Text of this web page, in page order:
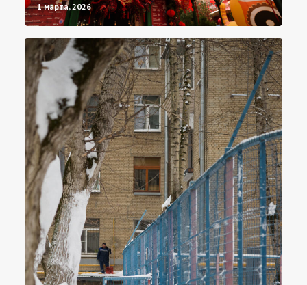
1 марта, 2026